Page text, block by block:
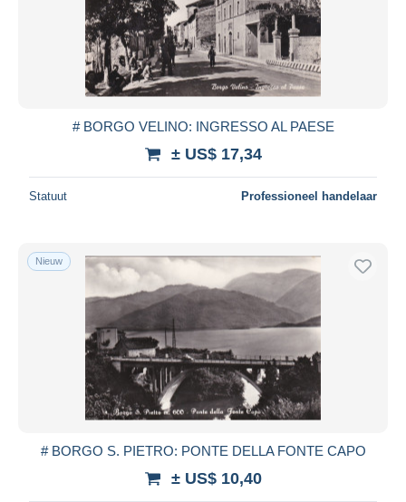
# BORGO VELINO: INGRESSO AL PAESE
± US$ 17,34
Statuut Professioneel handelaar
Nieuw
# BORGO S. PIETRO: PONTE DELLA FONTE CAPO
± US$ 10,40